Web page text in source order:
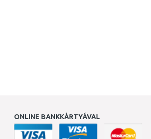
ONLINE BANKKÁRTYÁVAL